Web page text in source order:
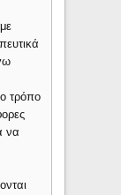
τρόπο
να